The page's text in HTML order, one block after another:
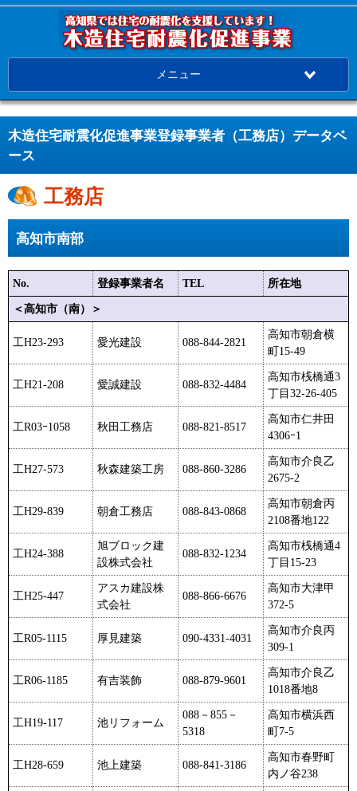
メニュー
木造住宅耐震化促進事業登録事業者（工務店）データベ
ース
工務店
高知市南部
No. 登録事業者名 TEL
所在地
＜高知市（南）＞
工H23-293 愛光建設 088-844-2821
高知市朝倉横
町15-49
工H21-208 愛誠建設 088-832-4484
高知市桟橋通3
丁目32-26-405
工R03ｰ1058 秋田工務店 088-821-8517
高知市仁井田
4306ｰ1
工H27-573 秋森建築工房 088-860-3286
高知市介良乙
2675-2
工H29-839 朝倉工務店 088-843-0868
高知市朝倉丙
2108番地122
工H24-388
旭ブロック建
設株式会社
088-832-1234
高知市桟橋通4
丁目15-23
工H25-447
アスカ建設株
式会社
088-866-6676
高知市大津甲
372-5
工R05-1115 厚見建築 090-4331-4031
高知市介良丙
309-1
工R06-1185 有吉装飾 088-879-9601
高知市介良乙
1018番地8
工H19-117 池リフォーム
088－855－
5318
高知市横浜西
町7-5
工H28-659 池上建築 088-841-3186
高知市春野町
内ノ谷238